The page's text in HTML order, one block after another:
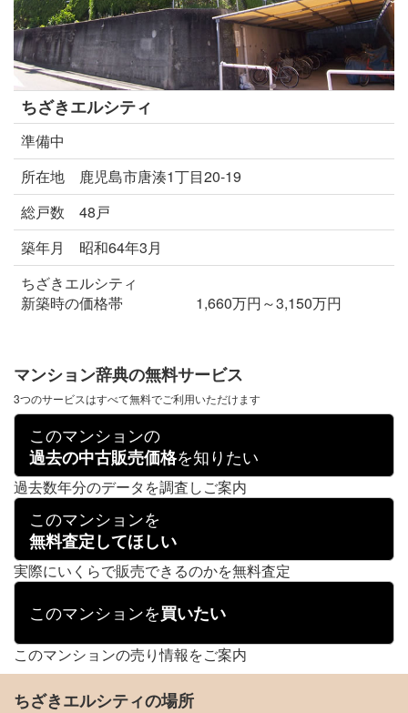
ちざきエルシティ
準備中
所在地 鹿児島市唐湊1丁目20-19
総戸数 48戸
築年月 昭和64年3月
ちざきエルシティ
新築時の価格帯 1,660万円～3,150万円
マンション辞典の無料サービス
3つのサービスはすべて無料でご利用いただけます
このマンションの
過去の中古販売価格を知りたい
過去数年分のデータを調査しご案内
このマンションを
無料査定してほしい
実際にいくらで販売できるのかを無料査定
このマンションを買いたい
このマンションの売り情報をご案内
ちざきエルシティの場所